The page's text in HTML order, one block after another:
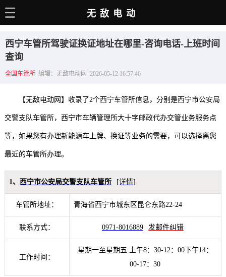
电动百科
电车资讯
电车手册
选车推荐
充电站
用车百科
销量榜
经销商
无敌电动
西宁车管所驾驶证换证地址在哪里-咨询电话-上班时间
查询
全国车管所 编辑：无敌电动网 2026-05-12 16:57:46
【无敌电动网】收录了2个西宁车管所信息，分别是西宁市公安局
交警支队车管所，西宁市车辆管理所大十字邮政代办交管业务服务点
等，如果您有办理新能源车上牌、换证等业务的需要，可以选择离您
最近的车管所办理。
1、 西宁市公安局交警支队车管所 [详情]
车管所地址： 青海省西宁市城东区昆仑东路22-24
联系方式： 0971-8016889 发邮件纠错
工作时间：
星期一至星期五 上午8：30-12：00下午14：
00-17：30